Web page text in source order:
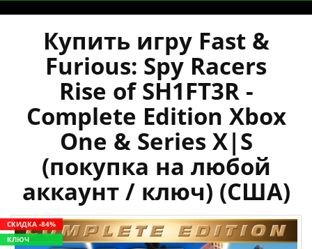
Купить игру Fast &
Furious: Spy Racers
Rise of SH1FT3R -
Complete Edition Xbox
One & Series X|S
(покупка на любой
аккаунт / ключ) (США)
СКИДКА -84%
КЛЮЧ